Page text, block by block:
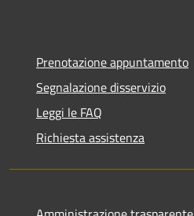
Prenotazione appuntamento
Segnalazione disservizio
Leggi le FAQ
Richiesta assistenza